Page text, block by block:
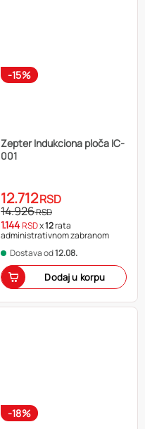
-15%
Zepter Indukciona ploča IC-
001
12.712RSD
14.926RSD
1.144RSDx12rata
administrativnom zabranom
Dostava od12.08.
Dodaj u korpu
-18%